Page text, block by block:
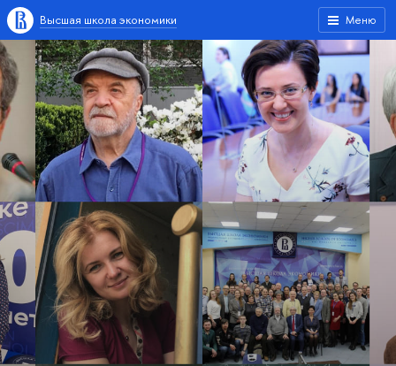
Меню
Высшая школа экономики